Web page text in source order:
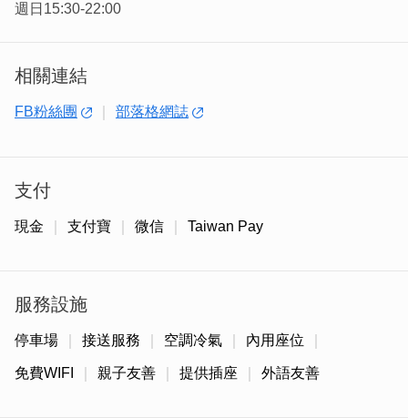
這裡的湯頭，以昆布與柴魚片細火慢熬，湯色清澈，甘甜醇
厚，是一碗看似平凡、卻蘊藏心意的好湯。而每一道關東煮
食材，更是店主親自跑遍台灣頭到台灣尾，從各地嚴選而
地魚板。一碗熱湯，承載著來自不同鄉鎮的風味，也裝滿了
週日15:30-22:00
相關連結
FB粉絲團 部落格網誌
支付
現金 支付寶 微信 Taiwan Pay
服務設施
停車場 接送服務 空調冷氣 內用座位
免費WIFI 親子友善 提供插座 外語友善